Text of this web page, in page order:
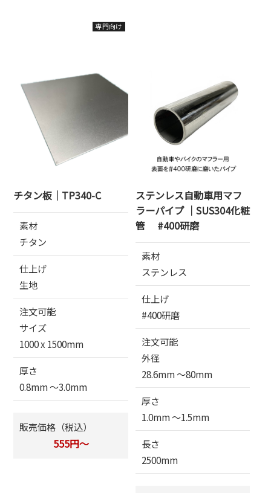
専門向け
チタン板｜TP340-C
素材
チタン
仕上げ
生地
注文可能
サイズ
1000 x 1500mm
厚さ
0.8mm 〜3.0mm
販売価格（税込）
555円～
ステンレス自動車用マフ
ラーパイプ ｜SUS304化粧
管 #400研磨
素材
ステンレス
仕上げ
#400研磨
注文可能
外径
28.6mm 〜80mm
厚さ
1.0mm 〜1.5mm
長さ
2500mm